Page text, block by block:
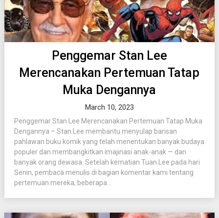
Penggemar Stan Lee
Merencanakan Pertemuan Tatap
Muka Dengannya
March 10, 2023
Penggemar Stan Lee Merencanakan Pertemuan Tatap Muka
Dengannya – Stan Lee membantu menyulap barisan
pahlawan buku komik yang telah menentukan banyak budaya
populer dan membangkitkan imajinasi anak-anak — dan
banyak orang dewasa. Setelah kematian Tuan Lee pada hari
Senin, pembaca menulis di bagian komentar kami tentang
pertemuan mereka, beberapa...